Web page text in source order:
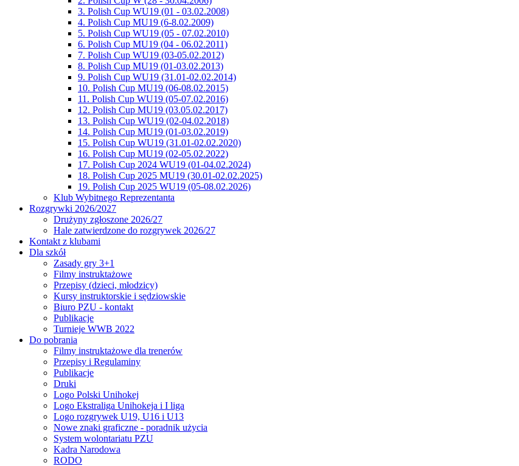
3. Polish Cup WU19 (01 - 03.02.2008)
4. Polish Cup MU19 (6-8.02.2009)
5. Polish Cup WU19 (05 - 07.02.2010)
6. Polish Cup MU19 (04 - 06.02.2011)
7. Polish Cup WU19 (03-05.02.2012)
8. Polish Cup MU19 (01-03.02.2013)
9. Polish Cup WU19 (31.01-02.02.2014)
10. Polish Cup MU19 (06-08.02.2015)
11. Polish Cup WU19 (05-07.02.2016)
12. Polish Cup MU19 (03.05.02.2017)
13. Polish Cup WU19 (02-04.02.2018)
14. Polish Cup MU19 (01-03.02.2019)
15. Polish Cup WU19 (31.01-02.02.2020)
16. Polish Cup MU19 (02-05.02.2022)
17. Polish Cup 2024 WU19 (01-04.02.2024)
18. Polish Cup 2025 MU19 (30.01-02.02.2025)
19. Polish Cup 2025 WU19 (05-08.02.2026)
Klub Wybitnego Reprezentanta
Rozgrywki 2026/2027
Drużyny zgłoszone 2026/27
Hale zatwierdzone do rozgrywek 2026/27
Kontakt z klubami
Dla szkół
Zasady gry 3+1
Filmy instruktażowe
Przepisy (dzieci, młodzicy)
Kursy instruktorskie i sędziowskie
Biuro PZU - kontakt
Publikacje
Turnieje WWB 2022
Do pobrania
Filmy instruktażowe dla trenerów
Przepisy i Regulaminy
Publikacje
Druki
Logo Polski Unihokej
Logo Ekstraliga Unihokeja i I liga
Logo rozgrywek U19, U16 i U13
Nowe znaki graficzne - poradnik użycia
System wolontariatu PZU
Kadra Narodowa
RODO